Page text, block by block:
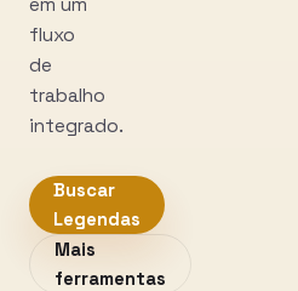
em um
fluxo
de
trabalho
integrado.
Buscar
Legendas
Mais
ferramentas